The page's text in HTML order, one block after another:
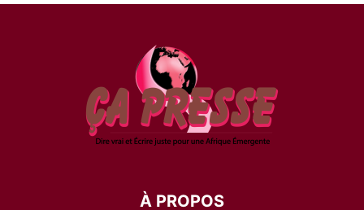
À PROPOS